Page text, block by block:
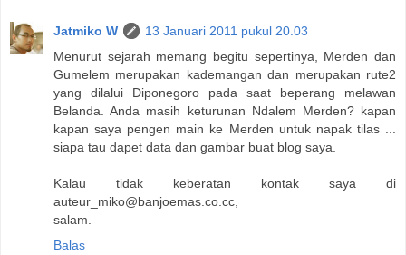
Jatmiko W
13 Januari 2011 pukul 20.03
Menurut sejarah memang begitu sepertinya, Merden dan
Gumelem merupakan kademangan dan merupakan rute2
yang dilalui Diponegoro pada saat beperang melawan
Belanda. Anda masih keturunan Ndalem Merden? kapan
kapan saya pengen main ke Merden untuk napak tilas ...
siapa tau dapet data dan gambar buat blog saya.
Kalau tidak keberatan kontak saya di
auteur_miko@banjoemas.co.cc,
salam.
Balas